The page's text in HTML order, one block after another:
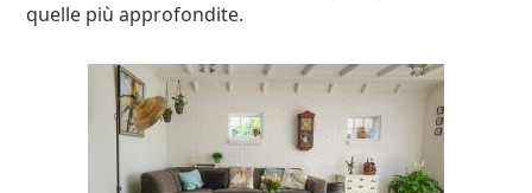
quelle più approfondite.